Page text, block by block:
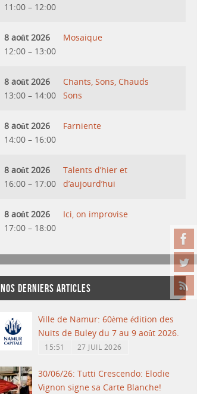
11:00 – 12:00
8 août 2026
12:00 – 13:00
Mosaique
8 août 2026
13:00 – 14:00
Chants, Sons, Chauds
Sons
8 août 2026
14:00 – 16:00
Farniente
8 août 2026
16:00 – 17:00
Talents d’hier et
d’aujourd’hui
8 août 2026
17:00 – 18:00
Ici, on improvise
NOS DERNIERS ARTICLES
Ville de Namur: 60ème édition des
Nuits de Buley du 7 au 9 août 2026.
15:51 27 JUIL 2026
30/06/26: Tutti Crescendo: Elodie
Vignon signe sa Carte Blanche!